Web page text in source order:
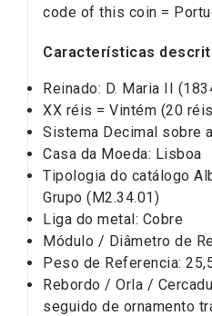
code of this coin =
Características
Reinado: D. Maria II
XX réis = Vintém (20
Sistema Decimal sobre
Casa da Moeda: Lisboa
Tipologia do catálogo
Grupo (M2.34.01)
Liga do metal: Cobre
Módulo / Diâmetro de
Peso de Referencia:
Rebordo / Orla /
seguido de ornamento